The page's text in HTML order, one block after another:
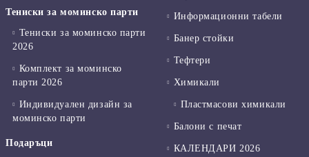
Тениски за моминско парти
Тениски за моминско парти
2026
Комплект за моминско
парти 2026
Индивидуален дизайн за
моминско парти
Подаръци
Информационни табели
Банер стойки
Тефтери
Химикали
Пластмасови химикали
Балони с печат
КАЛЕНДАРИ 2026